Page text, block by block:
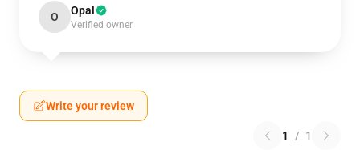
O Opal
Verified owner
Write your review
1 / 1